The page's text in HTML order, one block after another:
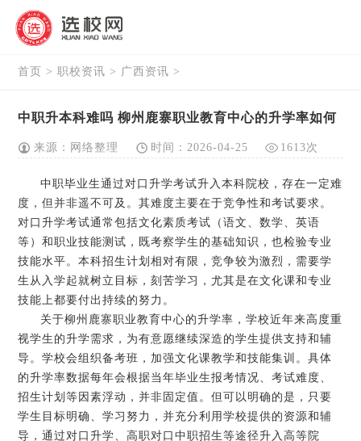
首页 >职校资讯 > 广西资讯 >
中职升本科难吗 柳州鹿寨职业教育中心的升学率如何
来源：网络整理 时间：2026-04-25 1613次
中职毕业生通过对口升学考试升入本科院校，存在一定难
度，但并非遥不可及。其难度主要在于竞争性和考试要求。
对口升学考试通常包括文化素质考试（语文、数学、英语
等）和职业技能测试，既考察学生的基础知识，也检验专业
技能水平。本科招生计划相对有限，竞争较为激烈，需要学
生从入学起就树立目标，刻苦学习，尤其是在文化课和专业
技能上都要付出持续的努力。
关于柳州鹿寨职业教育中心的升学率，学校近年来高度重
视学生的升学需求，为有意愿继续深造的学生提供支持和辅
导。学校会组织备考班，加强文化课教学和技能集训。具体
的升学率数据每年会根据当年毕业生报考情况、考试难度、
招生计划等因素浮动，并非固定值。但可以明确的是，只要
学生目标明确、学习努力，并充分利用学校提供的资源和辅
导，通过对口升学、高职对口中职招生等途径升入高等院